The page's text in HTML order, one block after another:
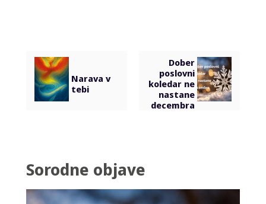
Narava v
tebi
Dober
poslovni
koledar ne
nastane
decembra
Sorodne objave